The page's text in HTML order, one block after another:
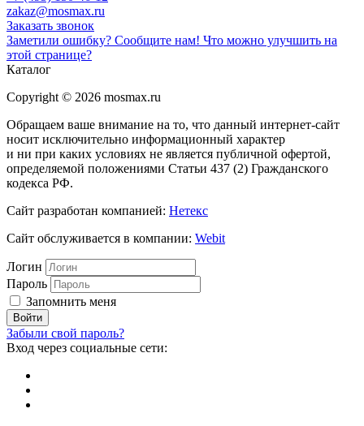
zakaz@mosmax.ru
Заказать звонок
Заметили ошибку? Сообщите нам! Что можно улучшить на
этой странице?
Каталог
Copyright © 2026 mosmax.ru
Обращаем ваше внимание на то, что данный интернет-сайт
носит исключительно информационный характер
и ни при каких условиях не является публичной офертой,
определяемой положениями Статьи 437 (2) Гражданского
кодекса РФ.
Сайт разработан компанией: Нетекс
Сайт обслуживается в компании: Webit
Логин
Пароль
Запомнить меня
Забыли свой пароль?
Вход через социальные сети: